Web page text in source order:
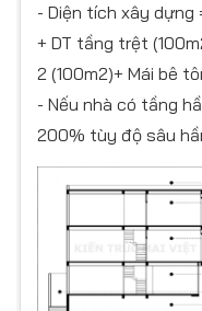
- Diện tích xây
+ DT tầng trệt
2 (100m2)+ Mái bê
- Nếu nhà có tầng
200% tùy độ sâu